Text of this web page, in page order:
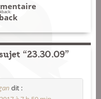
“23.30.09”
dit :